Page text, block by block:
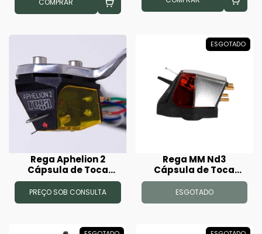
Rega Aphelion 2
Cápsula de Toca
Disco
PREÇO SOB CONSULTA
ESGOTADO
Rega MM Nd3
Cápsula de Toca
Disco
ESGOTADO